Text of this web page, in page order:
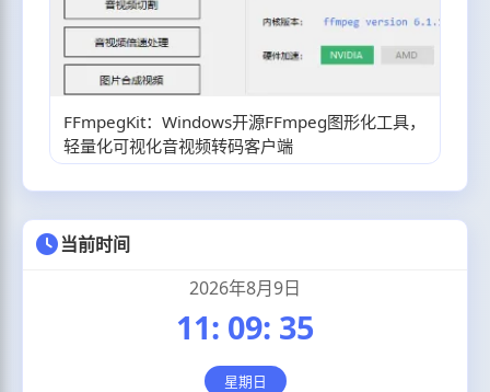
FFmpegKit：Windows开源FFmpeg图形化工具，
轻量化可视化音视频转码客户端
当前时间
2026年8月9日
11: 09: 36
星期日